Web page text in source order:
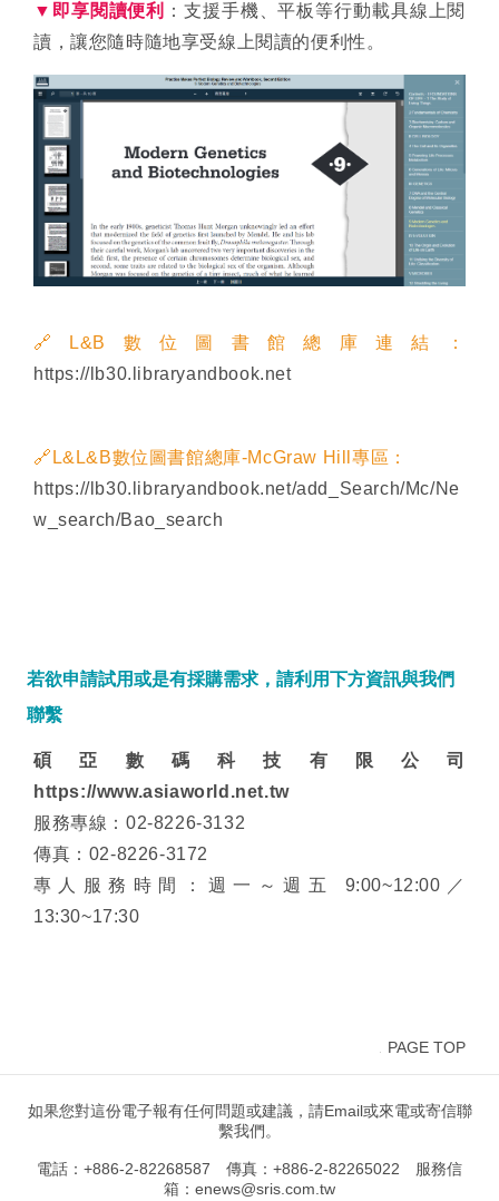
▼即享閱讀便利
：支援手機、平板等行動載具線上閱
讀，讓您隨時隨地享受線上閱讀的便利性。
🔗L&B數位圖書館總庫連結：
https://lb30.libraryandbook.net
🔗L&L&B數位圖書館總庫-McGraw Hill專區：
https://lb30.libraryandbook.net/add_Search/Mc/Ne
w_search/Bao_search
若欲申請試用或是有採購需求，請利用下方資訊與我們
聯繫
碩亞數碼科技有限公司
https://www.asiaworld.net.tw
服務專線：02-8226-3132
傳真：02-8226-3172
專人服務時間：週一～週五 9:00~12:00／
13:30~17:30
PAGE TOP
如果您對這份電子報有任何問題或建議，請Email或來電或寄信聯
繫我們。
電話：+886-2-82268587 傳真：+886-2-82265022 服務信
箱：enews@sris.com.tw